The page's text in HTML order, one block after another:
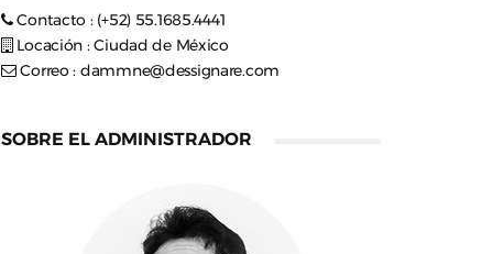
Contacto : (+52) 55.1685.4441
Locación : Ciudad de México
Correo : dammne@dessignare.com
SOBRE EL ADMINISTRADOR